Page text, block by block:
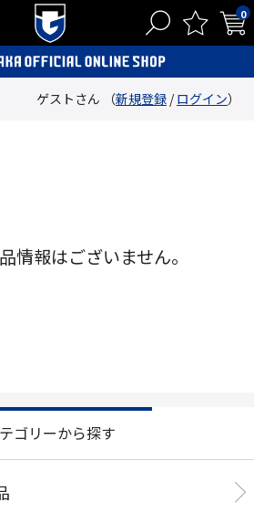
0
ゲストさん （新規登録 /ログイン）
情報はございません。
ゴリーから探す